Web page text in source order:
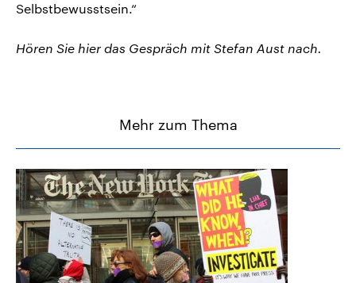
Selbstbewusstsein.“
Hören Sie hier das Gespräch mit Stefan Aust nach.
Mehr zum Thema